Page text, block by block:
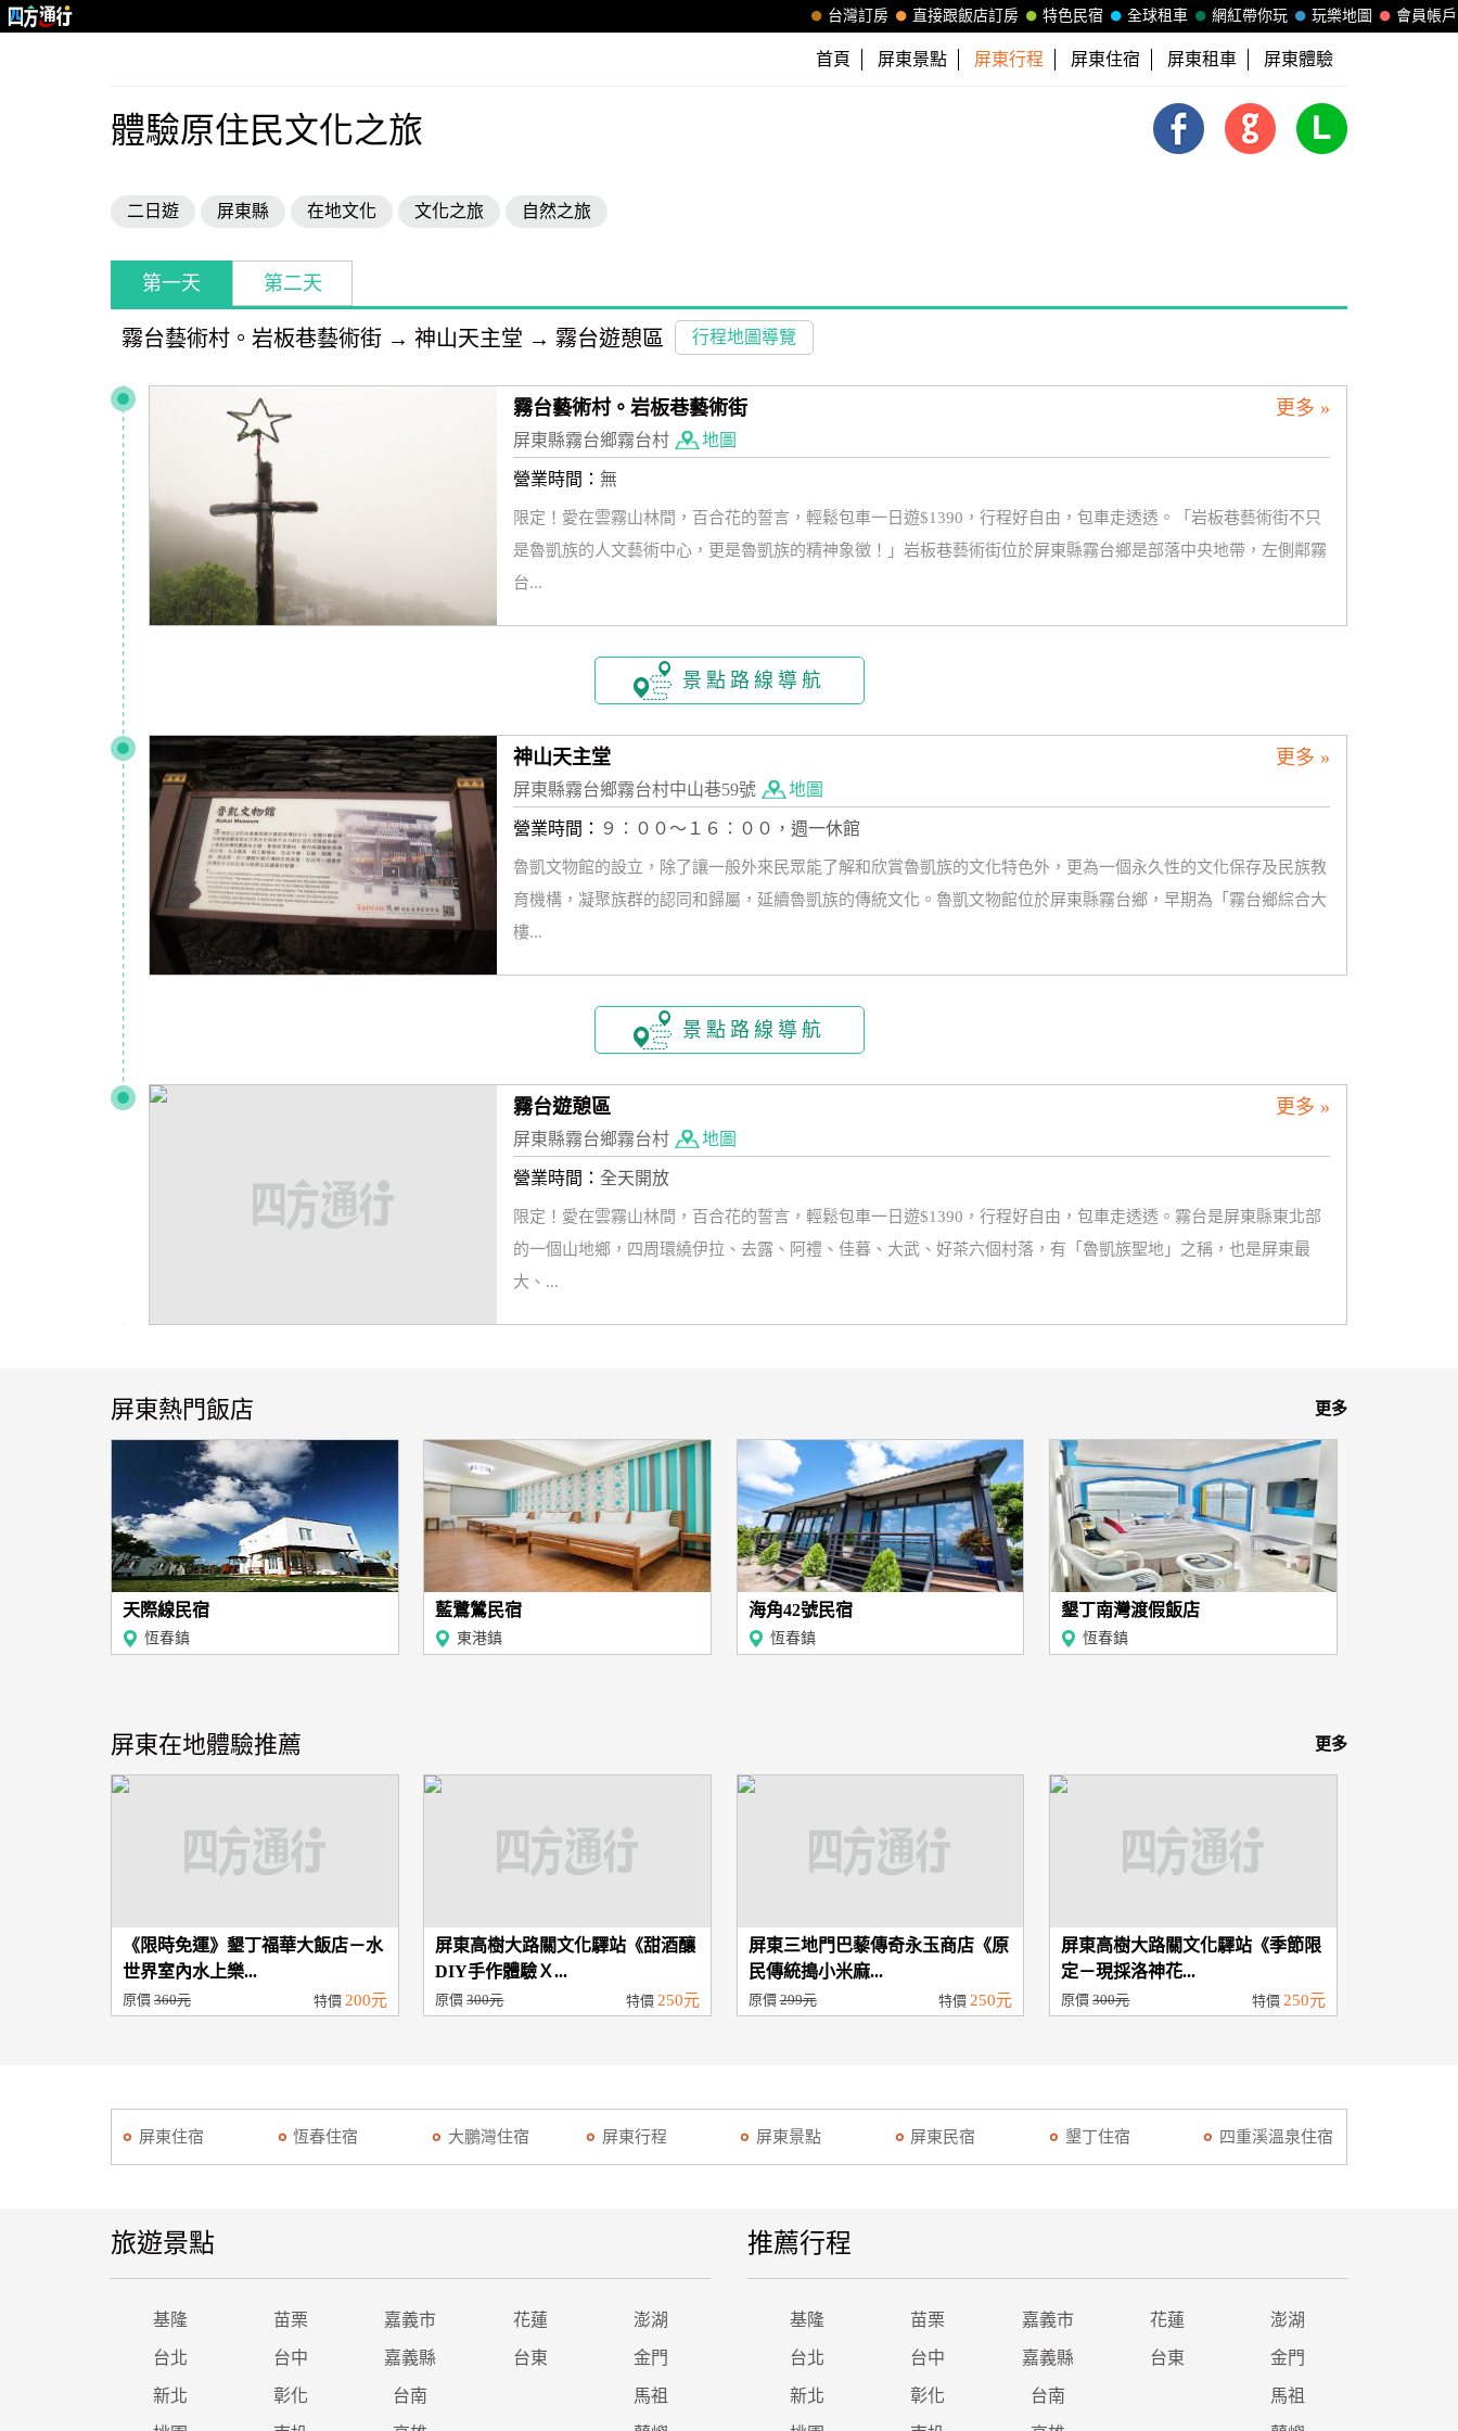
會員帳戶
玩樂地圖
網紅帶你玩
全球租車
特色民宿
直接跟飯店訂房
台灣訂房
首頁 屏東景點 屏東行程 屏東住宿 屏東租車 屏東體驗
體驗原住民文化之旅
二日遊 屏東縣 在地文化 文化之旅 自然之旅
第一天 第二天
霧台藝術村。岩板巷藝術街 → 神山天主堂 → 霧台遊憩區 行程地圖導覽
更多 »
霧台藝術村。岩板巷藝術街
屏東縣霧台鄉霧台村 地圖
營業時間： 無
限定！愛在雲霧山林間，百合花的誓言，輕鬆包車一日遊$1390，行程好自由，包車走透透。「岩板巷藝術街不只
是魯凱族的人文藝術中心，更是魯凱族的精神象徵！」岩板巷藝術街位於屏東縣霧台鄉是部落中央地帶，左側鄰霧
台...
景點路線導航
更多 »
神山天主堂
屏東縣霧台鄉霧台村中山巷59號 地圖
營業時間： ９：００～１６：００，週一休館
魯凱文物館的設立，除了讓一般外來民眾能了解和欣賞魯凱族的文化特色外，更為一個永久性的文化保存及民族教
育機構，凝聚族群的認同和歸屬，延續魯凱族的傳統文化。魯凱文物館位於屏東縣霧台鄉，早期為「霧台鄉綜合大
樓...
景點路線導航
更多 »
霧台遊憩區
屏東縣霧台鄉霧台村 地圖
營業時間： 全天開放
限定！愛在雲霧山林間，百合花的誓言，輕鬆包車一日遊$1390，行程好自由，包車走透透。霧台是屏東縣東北部
的一個山地鄉，四周環繞伊拉、去露、阿禮、佳暮、大武、好茶六個村落，有「魯凱族聖地」之稱，也是屏東最
大、...
更多
屏東熱門飯店
天際線民宿
恆春鎮
藍鷺鷥民宿
東港鎮
海角42號民宿
恆春鎮
墾丁南灣渡假飯店
恆春鎮
更多
屏東在地體驗推薦
《限時免運》墾丁福華大飯店－水
世界室內水上樂...
原價 360元 特價 200元
屏東高樹大路關文化驛站《甜酒釀
DIY手作體驗Ｘ...
原價300元 特價250元
屏東三地門巴藜傳奇永玉商店《原
民傳統搗小米麻...
原價299元 特價250元
屏東高樹大路關文化驛站《季節限
定－現採洛神花...
原價300元 特價 250元
屏東住宿 恆春住宿 大鵬灣住宿 屏東行程 屏東景點 屏東民宿 墾丁住宿 四重溪溫泉住宿
旅遊景點
基隆 苗栗 嘉義市 花蓮 澎湖
台北 台中 嘉義縣 台東 金門
新北 彰化 台南 馬祖
推薦行程
基隆 苗栗 嘉義市 花蓮 澎湖
台北 台中 嘉義縣 台東 金門
新北 彰化 台南 馬祖